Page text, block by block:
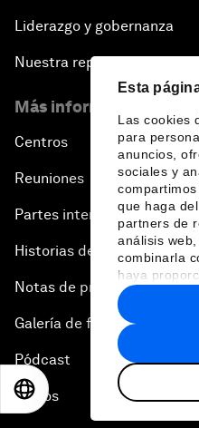
Esta
Las cookies
para
anuncios,
sociales y
que haga
partners de
análisis
combinarla
haya
recopilado a
hecho de
Liderazgo y gobernanza
Nuestra repercusión
Más información sobre
Centros
Reuniones
Partes interesadas
Historias del Foro
Notas de prensa
Galería de fotos
Pódcast
Vídeos